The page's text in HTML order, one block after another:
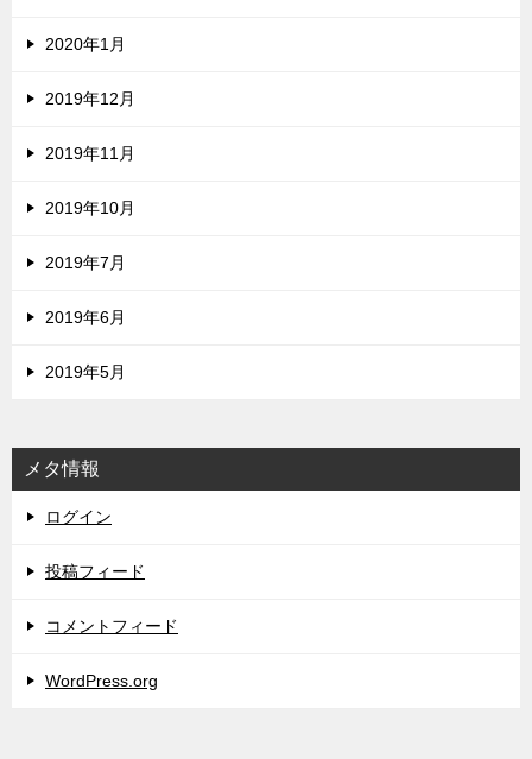
2020年1月
2019年12月
2019年11月
2019年10月
2019年7月
2019年6月
2019年5月
メタ情報
ログイン
投稿フィード
コメントフィード
WordPress.org